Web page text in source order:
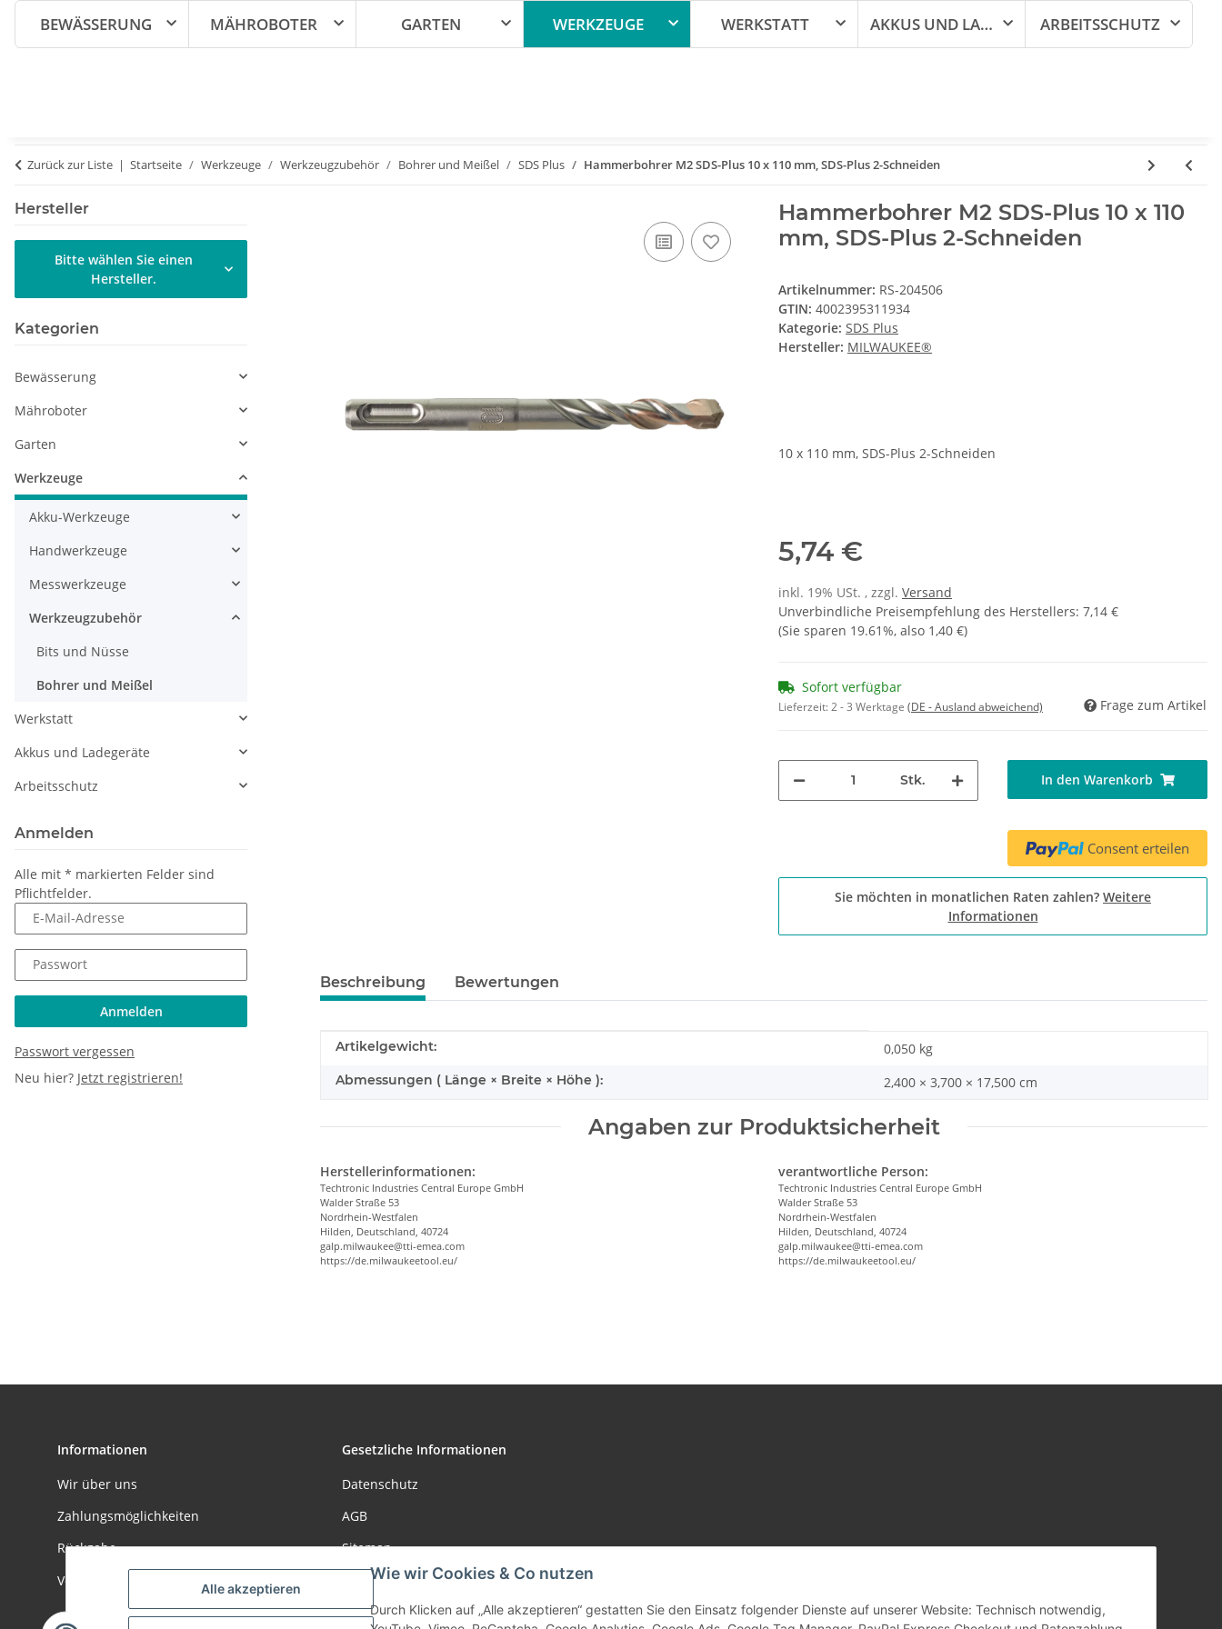
Alle akzeptieren
Wie wir Cookies & Co nutzen
Durch Klicken auf „Alle akzeptieren“ gestatten Sie den Einsatz folgender Dienste auf unserer Website: Technisch notwendig,
BEWÄSSERUNG MÄHROBOTER GARTEN WERKZEUGE WERKSTATT AKKUS UND LADEGERÄTE ARBEITSSCHUTZ
Zurück zur Liste Startseite Werkzeuge Werkzeugzubehör Bohrer und Meißel SDS Plus Hammerbohrer M2 SDS-Plus 10 x 110 mm, SDS-Plus 2-Schneiden
Hammerbohrer M2 SDS-Plus 10 x 110
mm, SDS-Plus 2-Schneiden
Artikelnummer: RS-204506
GTIN: 4002395311934
Kategorie: SDS Plus
Hersteller: MILWAUKEE®
10 x 110 mm, SDS-Plus 2-Schneiden
5,74 €
inkl. 19% USt. , zzgl. Versand
Unverbindliche Preisempfehlung des Herstellers: 7,14 €
(Sie sparen 19.61%, also 1,40 €)
Sofort verfügbar
Lieferzeit:2 - 3 Werktage (DE - Ausland abweichend) Frage zum Artikel
Stk. In den Warenkorb
Consent erteilen
Sie möchten in monatlichen Raten zahlen? Weitere
Informationen
Beschreibung Bewertungen
Produkteigenschaft
Wert
Artikelgewicht: 0,050 kg
Abmessungen ( Länge × Breite × Höhe ): 2,400 × 3,700 × 17,500 cm
Angaben zur Produktsicherheit
Herstellerinformationen:
Techtronic Industries Central Europe GmbH
Walder Straße 53
Nordrhein-Westfalen
Hilden, Deutschland, 40724
galp.milwaukee@tti-emea.com
https://de.milwaukeetool.eu/
verantwortliche Person:
Techtronic Industries Central Europe GmbH
Walder Straße 53
Nordrhein-Westfalen
Hilden, Deutschland, 40724
galp.milwaukee@tti-emea.com
https://de.milwaukeetool.eu/
Hersteller
Bitte wählen Sie einen
Hersteller.
Kategorien
Bewässerung
Mähroboter
Garten
Werkzeuge
Akku-Werkzeuge
Handwerkzeuge
Messwerkzeuge
Werkzeugzubehör
Bits und Nüsse
Bohrer und Meißel
Werkstatt
Akkus und Ladegeräte
Arbeitsschutz
Anmelden
Alle mit * markierten Felder sind
Pflichtfelder.
E-Mail-Adresse
Passwort
Anmelden
Passwort vergessen
Neu hier? Jetzt registrieren!
Informationen
Wir über uns
Zahlungsmöglichkeiten
Rückgabe
Versandinformationen
Gesetzliche Informationen
Datenschutz
AGB
Sitemap
Impressum
Batteriegesetzhinweise